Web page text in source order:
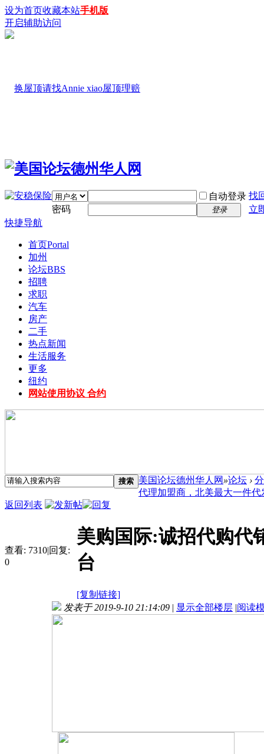
设为首页收藏本站手机版
开启辅助访问
自动登录 找
密码
登录
立
快捷导航
首页Portal
加州
论坛BBS
招聘
求职
汽车
房产
二手
热点新闻
生活服务
更多
纽约
网站使用协议 合约
搜索 美国论坛德州华人网 »论坛 ›
代理加盟商，北美最大一件代
返回列表
查看: 7310|回复:
0
美购国际:诚招代购代
台
[复制链接]
发表于 2019-9-10 21:14:09 | 显示全部楼层 |阅读